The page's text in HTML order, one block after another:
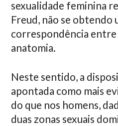
sexualidade feminina
Freud, não se obtendo
correspondência
anatomia.
Neste sentido, a
apontada como mais
do que nos homens,
duas zonas sexuais